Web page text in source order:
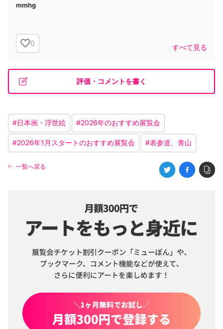
mmhg
0 すべて見る
評価・コメントを書く
#日本画・浮世絵 #2026年のおすすめ展覧会
#2026年1月スタートのおすすめ展覧会 #表参道、青山
一覧へ戻る